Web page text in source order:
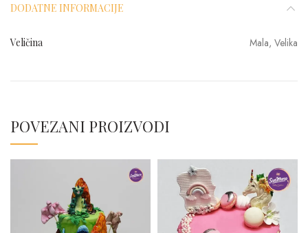
DODATNE INFORMACIJE
Veličina Mala, Velika
POVEZANI PROIZVODI